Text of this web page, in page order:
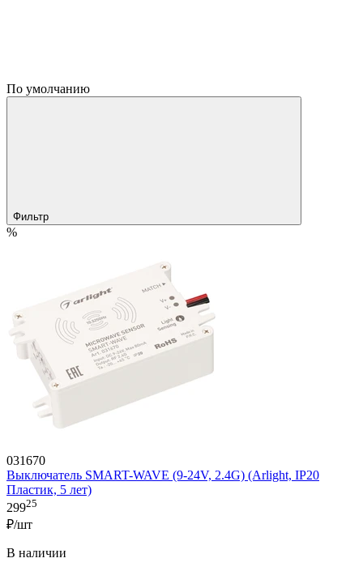
По умолчанию
Фильтр
%
031670
Выключатель SMART-WAVE (9-24V, 2.4G) (Arlight, IP20
Пластик, 5 лет)
29925
₽/шт
В наличии